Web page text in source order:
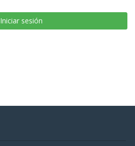
Iniciar sesión